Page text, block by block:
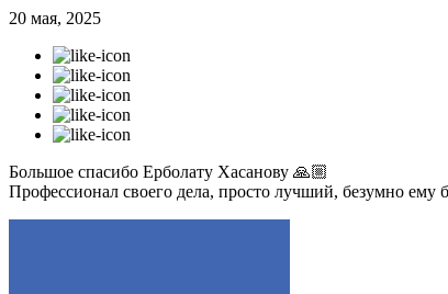
20 мая, 2025
Большое спасибо Ерболату Хасанову 🙏🏼
Профессионал своего дела, просто лучший, безумно